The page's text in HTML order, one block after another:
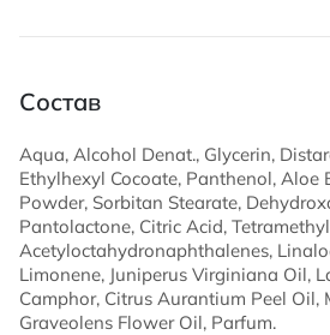
Состав
Aqua, Alcohol Denat., Glycerin,
Ethylhexyl Cocoate, Panthenol, Aloe
Powder, Sorbitan Stearate,
Pantolactone, Citric Acid, Tetramethyl
Acetyloctahydronaphthalenes,
Limonene, Juniperus Virginiana Oil,
Camphor, Citrus Aurantium Peel Oil,
Graveolens Flower Oil, Parfum.